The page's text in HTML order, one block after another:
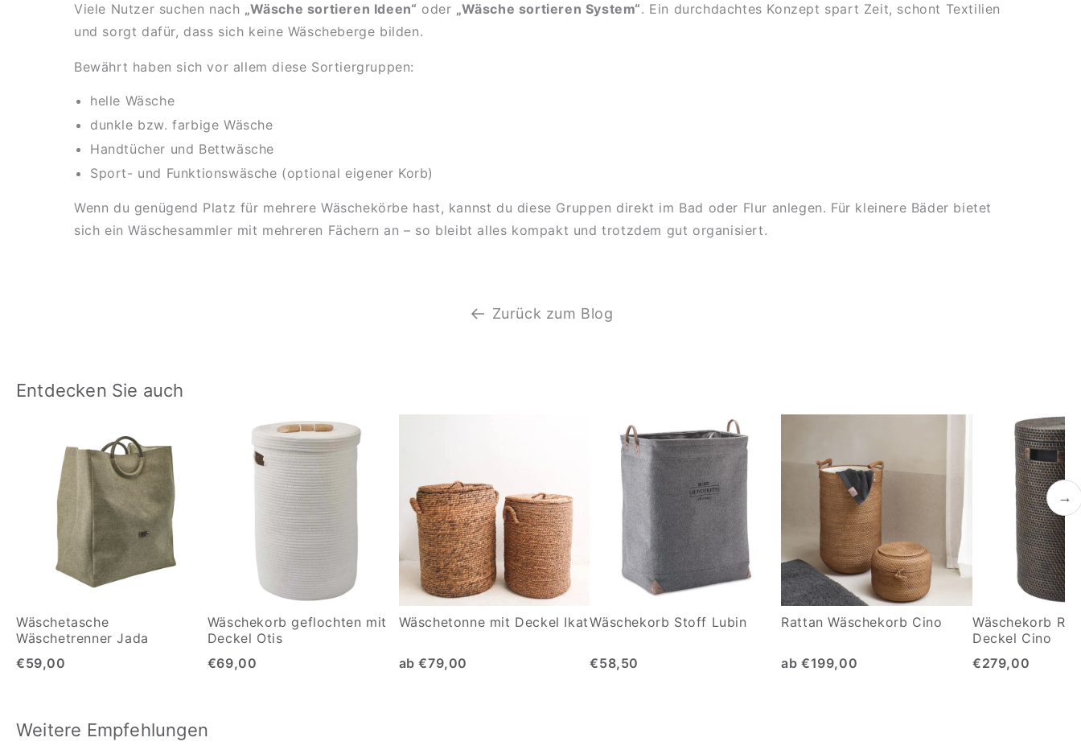
Viele Nutzer suchen nach „Wäsche sortieren Ideen“ oder „Wäsche sortieren System“. Ein durchdachtes Konzept spart Zeit, schont Textilien
und sorgt dafür, dass sich keine Wäscheberge bilden.
Bewährt haben sich vor allem diese Sortiergruppen:
helle Wäsche
dunkle bzw. farbige Wäsche
Handtücher und Bettwäsche
Sport- und Funktionswäsche (optional eigener Korb)
Wenn du genügend Platz für mehrere Wäschekörbe hast, kannst du diese Gruppen direkt im Bad oder Flur anlegen. Für kleinere Bäder bietet
sich ein Wäschesammler mit mehreren Fächern an – so bleibt alles kompakt und trotzdem gut organisiert.
Zurück zum Blog
Entdecken Sie auch
Wäschetasche
Wäschetrenner Jada
€59,00
Wäschekorb geflochten mit
Deckel Otis
€69,00
Wäschetonne mit Deckel Ikat
ab €79,00
Wäschekorb Stoff Lubin
€58,50
Rattan Wäschekorb Cino
ab €199,00
Wäschekorb
Deckel Cino
€279,00
→
Weitere Empfehlungen